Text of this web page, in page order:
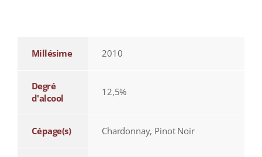
Millésime 2010
Degré
d'alcool
12,5%
Cépage(s) Chardonnay, Pinot Noir